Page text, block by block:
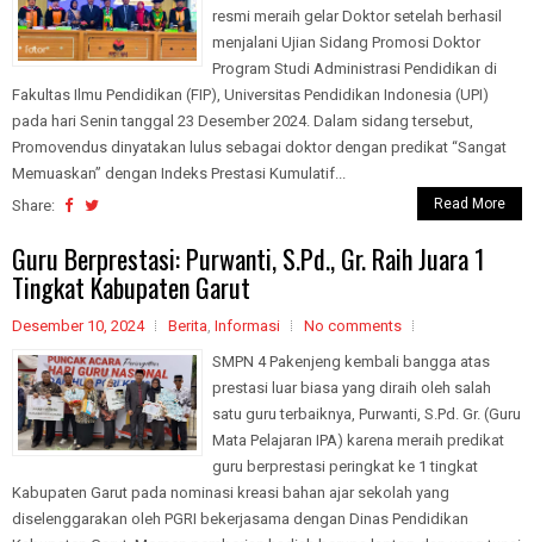
resmi meraih gelar Doktor setelah berhasil
menjalani Ujian Sidang Promosi Doktor
Program Studi Administrasi Pendidikan di
Fakultas Ilmu Pendidikan (FIP), Universitas Pendidikan Indonesia (UPI)
pada hari Senin tanggal 23 Desember 2024. Dalam sidang tersebut,
Promovendus dinyatakan lulus sebagai doktor dengan predikat “Sangat
Memuaskan” dengan Indeks Prestasi Kumulatif...
Share:
Read More
Guru Berprestasi: Purwanti, S.Pd., Gr. Raih Juara 1
Tingkat Kabupaten Garut
Desember 10, 2024 Berita, Informasi
No comments
SMPN 4 Pakenjeng kembali bangga atas
prestasi luar biasa yang diraih oleh salah
satu guru terbaiknya, Purwanti, S.Pd. Gr. (Guru
Mata Pelajaran IPA) karena meraih predikat
guru berprestasi peringkat ke 1 tingkat
Kabupaten Garut pada nominasi kreasi bahan ajar sekolah yang
diselenggarakan oleh PGRI bekerjasama dengan Dinas Pendidikan